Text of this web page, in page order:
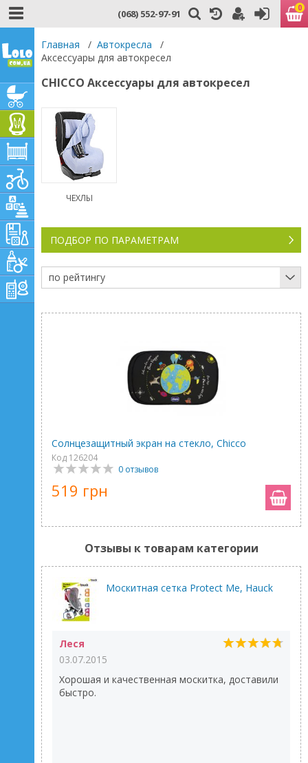
(068) 552-97-91 0
Главная / Автокресла
/
Аксессуары для автокресел
CHICCO Аксессуары для автокресел
ЧЕХЛЫ
ПОДБОР ПО ПАРАМЕТРАМ
по рейтингу
Солнцезащитный экран на стекло, Chicco
Код 126204
0 отзывов
519 грн
Отзывы к товарам категории
Москитная сетка Protect Me, Hauck
Леся
03.07.2015
Хорошая и качественная москитка, доставили
быстро.